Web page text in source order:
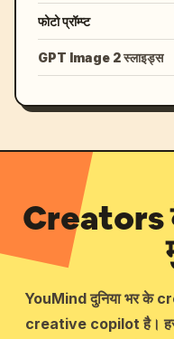
फोटो प्रॉम्प्ट
GPT Image 2 स्लाइड्स
Creators
YouMind दुनिया भर के
creative copilot है।